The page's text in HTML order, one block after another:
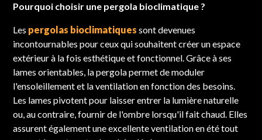
Pourquoi choisir une pergola bioclimatique ?
Les pergolas bioclimatiques sont devenues
incontournables pour ceux qui souhaitent créer un espace
extérieur à la fois esthétique et fonctionnel. Grâce à ses
lames orientables, la pergola permet de moduler
l'ensoleillement et la ventilation en fonction des besoins.
Les lames pivotent pour laisser entrer la lumière naturelle
ou, au contraire, fournir de l'ombre lorsqu'il fait chaud. Elles
assurent également une excellente ventilation en été tout